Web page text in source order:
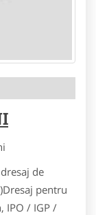
de
pentru
IPO / IGP /